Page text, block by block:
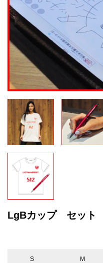
LgBカップ セット
S M